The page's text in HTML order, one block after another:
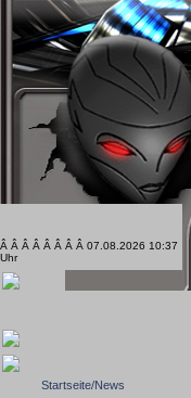
Â Â Â Â Â Â Â Â 07.08.2026 10:37
Uhr
Startseite/News